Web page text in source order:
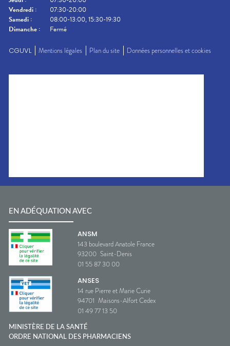
Vendredi :
07:30-20:00
Samedi :
08:00-13:00, 15:30-19:30
Dimanche : Fermé
CGUVL Mentions légales Plan du site Données personnelles et cookies
EN ADÉQUATION AVEC
ANSM
143 boulevard Anatole France
93200 Saint-Denis
01 55 87 30 00
ANSES
14 rue Pierre et Marie Curie
94701 Maisons-Alfort Cedex
01 49 77 13 50
MINISTÈRE DE LA SANTÉ
ORDRE NATIONAL DES PHARMACIENS